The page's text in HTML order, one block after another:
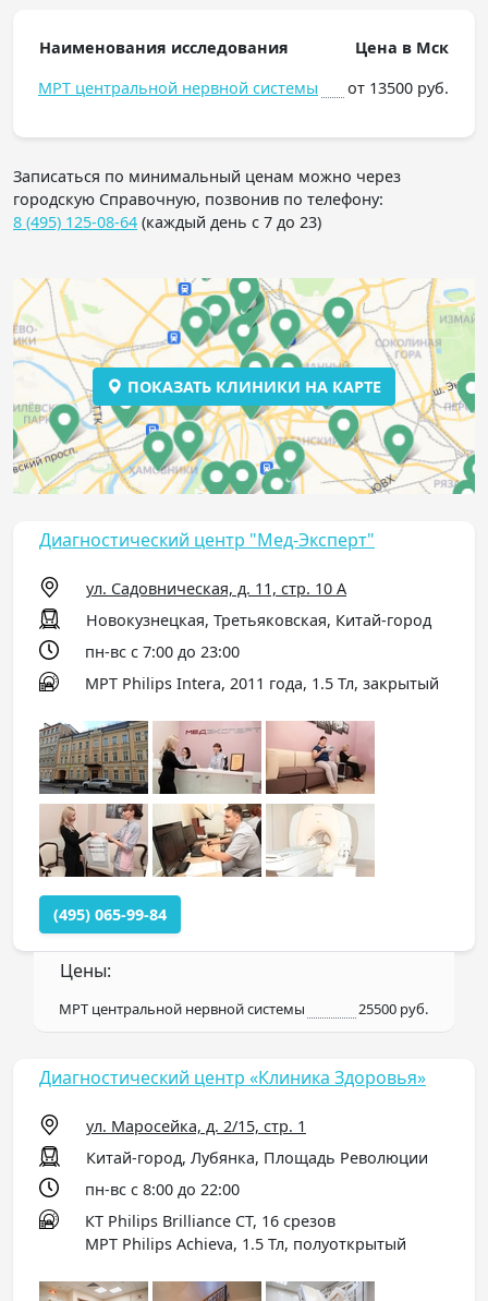
Наименования исследования
Цена в Мск
МРТ центральной нервной системы
от 13500 руб.
Записаться по минимальный ценам можно через
городскую Справочную, позвонив по телефону:
8 (495) 125-08-64 (каждый день с 7 до 23)
ПОКАЗАТЬ КЛИНИКИ НА КАРТЕ
Диагностический центр "Мед-Эксперт"
ул. Садовническая, д. 11, стр. 10 А
Новокузнецкая, Третьяковская, Китай-город
пн-вс с 7:00 до 23:00
МРТ Philips Intera, 2011 года, 1.5 Тл, закрытый
(495) 065-99-84
Цены:
МРТ центральной нервной системы 25500 руб.
Диагностический центр «Клиника Здоровья»
ул. Маросейка, д. 2/15, стр. 1
Китай-город, Лубянка, Площадь Революции
пн-вс с 8:00 до 22:00
КТ Philips Brilliance CT, 16 срезов
МРТ Philips Achieva, 1.5 Тл, полуоткрытый